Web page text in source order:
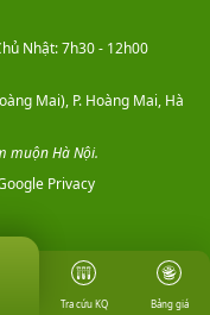
Privacy
Nhật: 7h30 - 12h00
Mai), P. Hoàng Mai, Hà
muộn Hà Nội.
Tra cứu KQ Bảng giá